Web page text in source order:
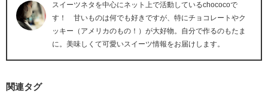
スイーツネタを中心にネット上で活動しているchococoで
す！ 甘いものは何でも好きですが、特にチョコレートやク
ッキー（アメリカのもの！）が大好物。自分で作るのもたま
に。美味しくて可愛いスイーツ情報をお届けします。
関連タグ